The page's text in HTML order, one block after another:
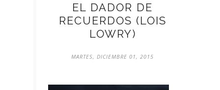
EL DADOR DE
RECUERDOS (LOIS
LOWRY)
MARTES, DICIEMBRE 01, 2015